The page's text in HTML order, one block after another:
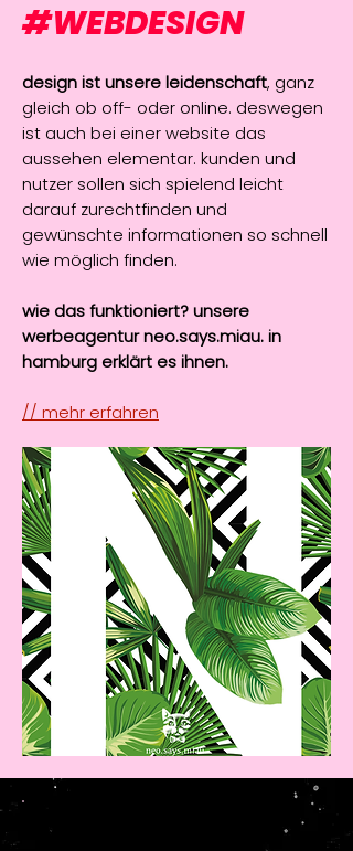
#WEBDESIGN
design ist unsere leidenschaft, ganz
gleich ob off- oder online. deswegen
ist auch bei einer website das
aussehen elementar. kunden und
nutzer sollen sich spielend leicht
darauf zurechtfinden und
gewünschte informationen so schnell
wie möglich finden.
wie das funktioniert? unsere
werbeagentur neo.says.miau. in
hamburg erklärt es ihnen.
// mehr erfahren